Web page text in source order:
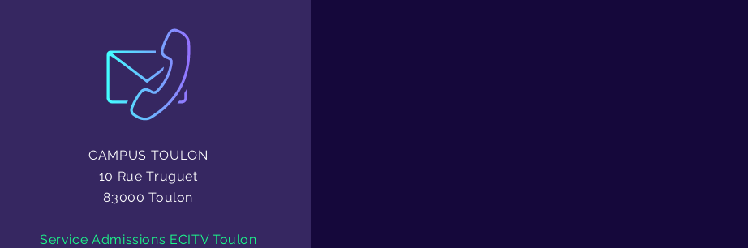
CAMPUS TOULON
10 Rue Truguet
83000 Toulon
Service Admissions ECITV Toulon